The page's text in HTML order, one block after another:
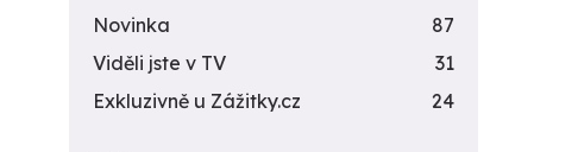
Novinka
87
Viděli jste v TV
31
Exkluzivně u Zážitky.cz
24